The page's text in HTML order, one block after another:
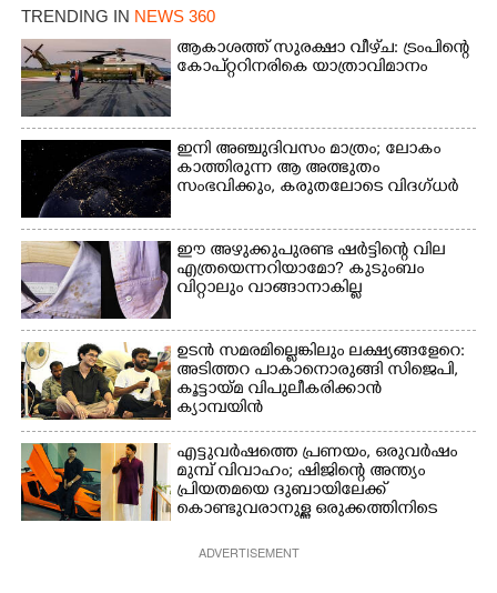
TRENDING IN NEWS 360
ആകാശത്ത് സുരക്ഷാ വീഴ്‌ച: ട്രംപിന്റെ
കോ‌പ്‌റ്ററിനരികെ യാത്രാവിമാനം
ഇനി അഞ്ചുദിവസം മാത്രം; ലോകം
കാത്തിരുന്ന ആ അത്ഭുതം
സംഭവിക്കും, കരുതലോടെ വിദഗ്ധർ
ഈ അഴുക്കുപുരണ്ട ഷർട്ടിന്റെ വില
എത്രയെന്നറിയാമോ? കുടുംബം
വിറ്റാലും വാങ്ങാനാകില്ല
ഉടൻ സമരമില്ലെങ്കിലും ലക്ഷ്യങ്ങളേറെ:
അടിത്തറ പാകാനൊരുങ്ങി സിജെപി,​
കൂട്ടായ്മ വിപുലീകരിക്കാൻ
ക്യാമ്പയിൻ
എട്ടുവർഷത്തെ പ്രണയം,​ ഒരുവർഷം
മുമ്പ് വിവാഹം; ഷിജിന്റെ അന്ത്യം
പ്രിയതമയെ ദുബായിലേക്ക്
കൊണ്ടുവരാനുള്ള ഒരുക്കത്തിനിടെ
ADVERTISEMENT